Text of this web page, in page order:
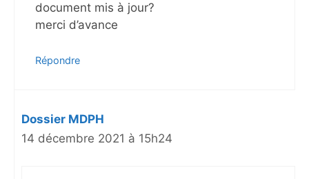
document mis à jour?
merci d’avance
Répondre
Dossier MDPH
14 décembre 2021 à 15h24